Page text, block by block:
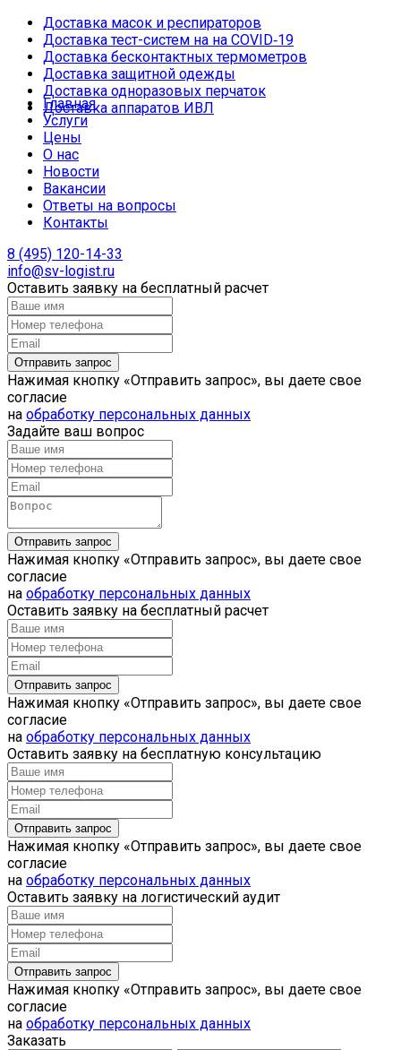
Доставка масок и респираторов
Доставка тест-систем на на COVID‑19
Доставка бесконтактных термометров
Доставка защитной одежды
Доставка одноразовых перчаток
Доставка аппаратов ИВЛ
Главная
Услуги
Цены
О нас
Новости
Вакансии
Ответы на вопросы
Контакты
8 (495) 120-14-33
info@sv-logist.ru
Оставить заявку на бесплатный расчет
Нажимая кнопку «Отправить запрос», вы даете свое
согласие
на обработку персональных данных
Задайте ваш вопрос
Нажимая кнопку «Отправить запрос», вы даете свое
согласие
на обработку персональных данных
Оставить заявку на бесплатный расчет
Нажимая кнопку «Отправить запрос», вы даете свое
согласие
на обработку персональных данных
Оставить заявку на бесплатную консультацию
Нажимая кнопку «Отправить запрос», вы даете свое
согласие
на обработку персональных данных
Оставить заявку на логистический аудит
Нажимая кнопку «Отправить запрос», вы даете свое
согласие
на обработку персональных данных
Заказать